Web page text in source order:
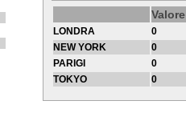
Valore
LONDRA 0
NEW YORK
0
PARIGI
0
TOKYO
0